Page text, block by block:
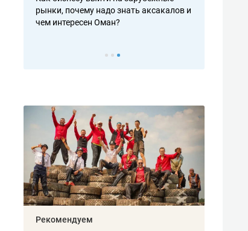
рынки, почему надо знать аксакалов и
чем интересен Оман?
Рекомендуем